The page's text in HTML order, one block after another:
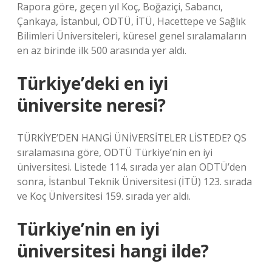
Rapora göre, geçen yıl Koç, Boğaziçi, Sabancı,
Çankaya, İstanbul, ODTÜ, İTÜ, Hacettepe ve Sağlık
Bilimleri Üniversiteleri, küresel genel sıralamaların
en az birinde ilk 500 arasında yer aldı.
Türkiye’deki en iyi
üniversite neresi?
TÜRKİYE’DEN HANGİ ÜNİVERSİTELER LİSTEDE? QS
sıralamasına göre, ODTÜ Türkiye’nin en iyi
üniversitesi. Listede 114. sırada yer alan ODTÜ’den
sonra, İstanbul Teknik Üniversitesi (İTÜ) 123. sırada
ve Koç Üniversitesi 159. sırada yer aldı.
Türkiye’nin en iyi
üniversitesi hangi ilde?